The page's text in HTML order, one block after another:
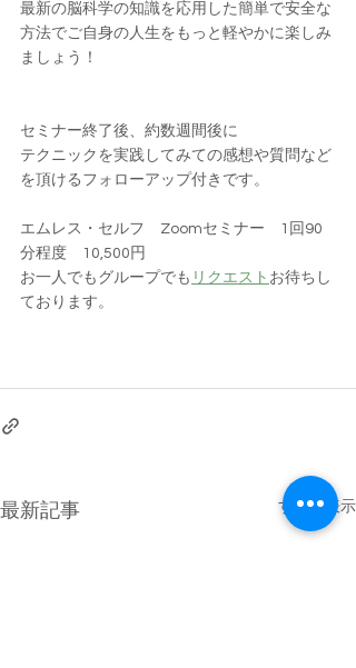
最新の脳科学の知識を応用した簡単で安全な
方法でご自身の人生をもっと軽やかに楽しみ
ましょう！
セミナー終了後、約数週間後に
テクニックを実践してみての感想や質問など
を頂けるフォローアップ付きです。
エムレス・セルフ　Zoomセミナー　1回90
分程度　10,500円
お一人でもグループでも リクエスト お待ちし
ております。
最新記事 すべて表示